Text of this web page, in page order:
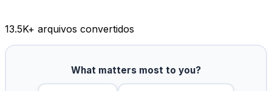
13.5K+ arquivos convertidos
What matters most to you?